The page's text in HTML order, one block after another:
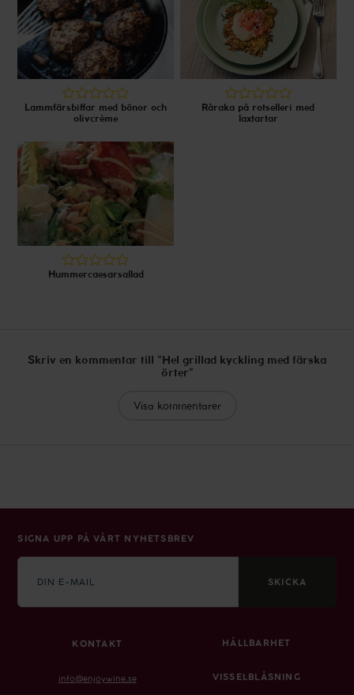
Lammfärsbiffar med bönor och
olivcrème
Råraka på rotselleri med
laxtartar
Hummercaesarsallad
Skriv en kommentar till "Hel grillad kyckling med färska
örter"
Visa kommentarer
SIGNA UPP PÅ VÅRT NYHETSBREV
mail SKICKA
KONTAKT
info@enjoywine.se
HÅLLBARHET
VISSELBLÅSNING